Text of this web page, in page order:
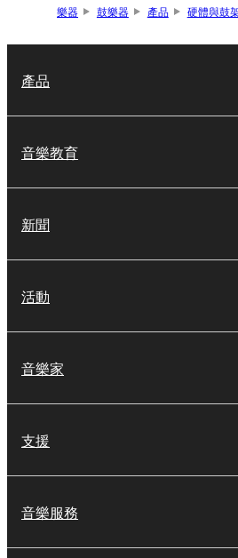
樂器 鼓樂器 產品 硬體與鼓
產品
音樂教育
新聞
活動
音樂家
支援
音樂服務